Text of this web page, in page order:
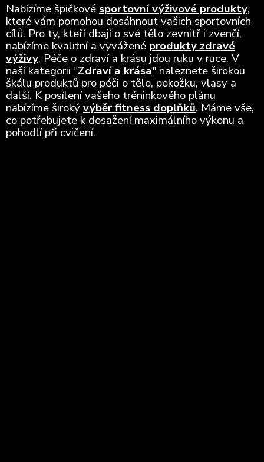
Nabízíme špičkovésportovní výživové produkty,
které vám pomohou dosáhnout vašich sportovních
cílů. Pro ty, kteří dbají o své tělo zevnitř i zvenčí,
nabízíme kvalitní a vyvážené produkty zdravé
výživy. Péče o zdraví a krásu jdou ruku v ruce. V
naší kategorii "Zdraví a krása" naleznete širokou
škálu produktů pro péči o tělo, pokožku, vlasy a
další. K posílení vašeho tréninkového plánu
nabízíme širokývýběr fitness doplňků. Máme vše,
co potřebujete k dosažení maximálního výkonu a
pohodlí při cvičení.